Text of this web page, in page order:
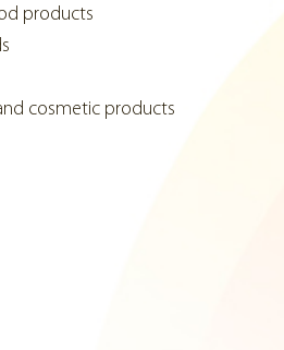
products
cosmetic products